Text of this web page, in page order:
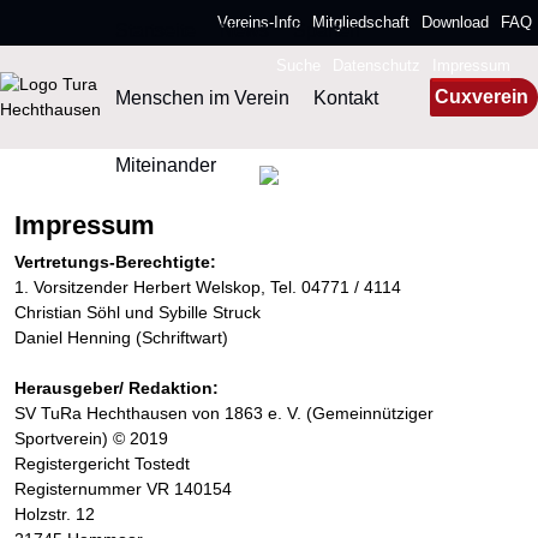
Vereins-Info Mitgliedschaft Download FAQ
News Sparten
Menschen im Verein Kontakt
Miteinander
Cuxverein
Impressum
Vertretungs-Berechtigte:
1. Vorsitzender Herbert Welskop, Tel. 04771 / 4114
Christian Söhl und Sybille Struck
Daniel Henning (Schriftwart)
Herausgeber/ Redaktion:
SV TuRa Hechthausen von 1863 e. V. (Gemeinnütziger
Sportverein) © 2019
Registergericht Tostedt
Registernummer VR 140154
Holzstr. 12